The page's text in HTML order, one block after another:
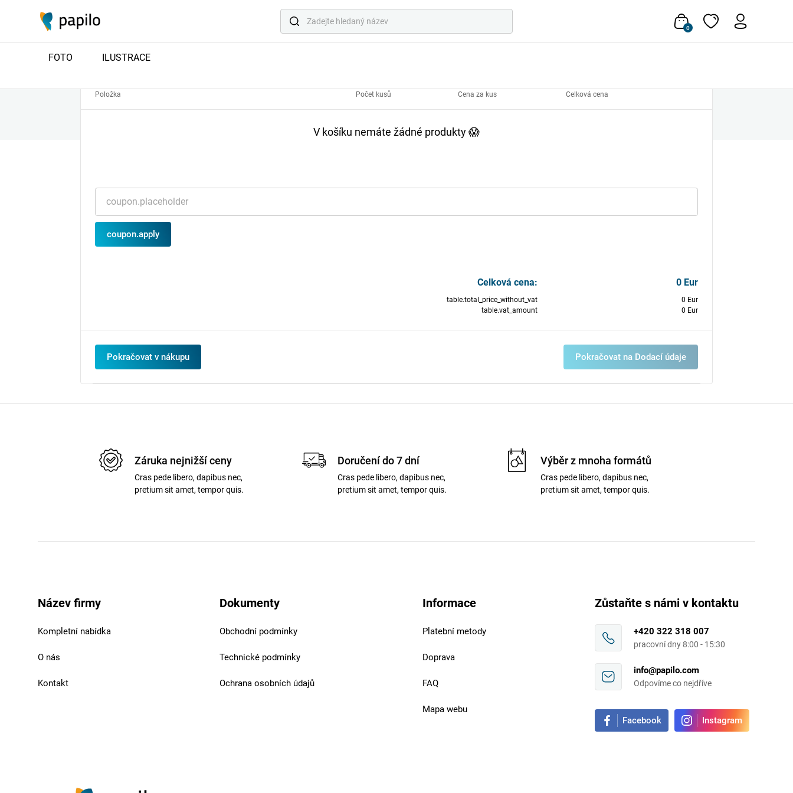
0
FOTO ILUSTRACE
2
Položka Počet kusů Cena za kus Celková cena
V košíku nemáte žádné produkty 😱
coupon.apply
Celková cena:
table.total_price_without_vat
table.vat_amount
0 Eur
0 Eur
0 Eur
Pokračovat v nákupu Pokračovat na Dodací údaje
Záruka nejnižší ceny
Cras pede libero, dapibus nec,
pretium sit amet, tempor quis.
Doručení do 7 dní
Cras pede libero, dapibus nec,
pretium sit amet, tempor quis.
Výběr z mnoha formátů
Cras pede libero, dapibus nec,
pretium sit amet, tempor quis.
Název firmy
Kompletní nabídka
O nás
Kontakt
Dokumenty
Obchodní podmínky
Technické podmínky
Ochrana osobních údajů
Informace
Platební metody
Doprava
FAQ
Mapa webu
Zůstaňte s námi v kontaktu
+420 322 318 007
pracovní dny 8:00 - 15:30
info@papilo.com
Odpovíme co nejdříve
Facebook Instagram